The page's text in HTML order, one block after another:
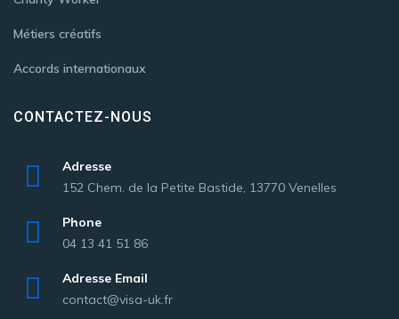
Métiers créatifs
Accords internationaux
CONTACTEZ-NOUS
Adresse
152 Chem. de la Petite Bastide, 13770 Venelles
Phone
04 13 41 51 86
Adresse Email
contact@visa-uk.fr